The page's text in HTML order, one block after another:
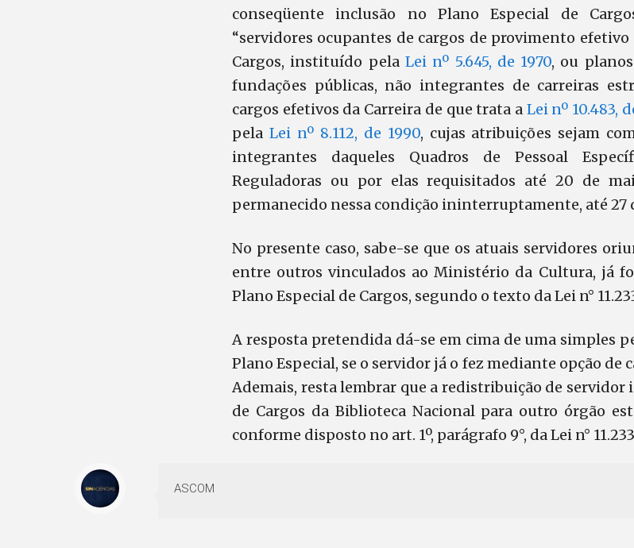
conseqüente inclusão no Plano Especial de
“servidores ocupantes de cargos de provimento efetivo
Cargos, instituído pela Lei nº 5.645, de 1970, ou
fundações públicas, não integrantes de carreiras
cargos efetivos da Carreira de que trata a Lei nº 10.483,
pela Lei nº 8.112, de 1990, cujas atribuições sejam
integrantes daqueles Quadros de Pessoal
Reguladoras ou por elas requisitados até 20 de
permanecido nessa condição ininterruptamente, até 27
No presente caso, sabe-se que os atuais servidores
entre outros vinculados ao Ministério da Cultura, já
Plano Especial de Cargos, segundo o texto da Lei n°
A resposta pretendida dá-se em cima de uma simples
Plano Especial, se o servidor já o fez mediante opção
Ademais, resta lembrar que a redistribuição de
de Cargos da Biblioteca Nacional para outro órgão
conforme disposto no art. 1º, parágrafo 9°, da Lei n°
ASCOM